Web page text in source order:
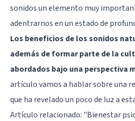
sonidos un elemento muy
adentrarnos en un estado de
Los beneficios de los sonidos
además de formar parte de la
abordados bajo una perspectiva
artículo vamos a hablar sobre una
que ha revelado un poco de luz a
Artículo relacionado: "Bienestar